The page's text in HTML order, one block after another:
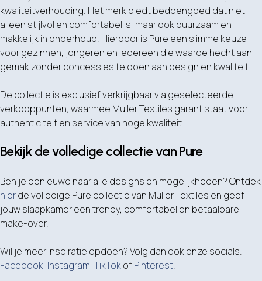
kwaliteitverhouding. Het merk biedt beddengoed dat niet
alleen stijlvol en comfortabel is, maar ook duurzaam en
makkelijk in onderhoud. Hierdoor is Pure een slimme keuze
voor gezinnen, jongeren en iedereen die waarde hecht aan
gemak zonder concessies te doen aan design en kwaliteit.
De collectie is exclusief verkrijgbaar via geselecteerde
verkooppunten, waarmee Muller Textiles garant staat voor
authenticiteit en service van hoge kwaliteit.
Bekijk de volledige collectie van Pure
Ben je benieuwd naar alle designs en mogelijkheden? Ontdek
hierde volledige Pure collectie van Muller Textiles en geef
jouw slaapkamer een trendy, comfortabel en betaalbare
make-over.
Wil je meer inspiratie opdoen? Volg dan ook onze socials.
Facebook, Instagram, TikTokofPinterest.